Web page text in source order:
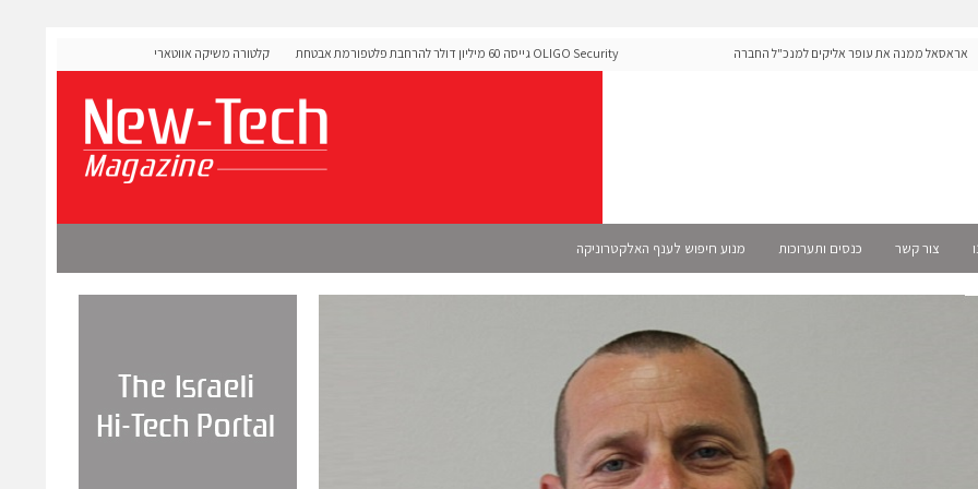
ממנה את עופר אליקים למנכ"ל החברה
OLIGO Security גייסה 60 מיליון דולר להרחבת פלטפורמת אבטחת
קלטורה משיקה אווטארים עם אינטליגנציה רגשית לתרגול
צור קשר כנסים ותערוכות מנוע חיפוש לענף האלקטרוניקה